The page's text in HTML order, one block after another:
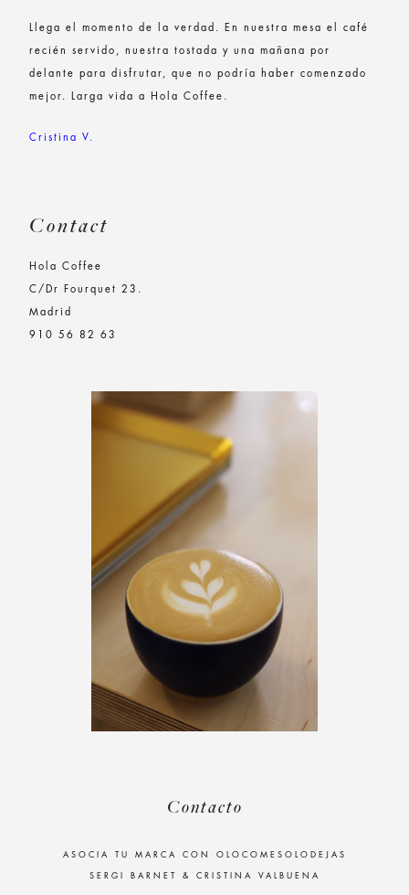
Llega el momento de la verdad. En nuestra mesa el café
recién servido, nuestra tostada y una mañana por
delante para disfrutar, que no podría haber comenzado
mejor. Larga vida a Hola Coffee.
Cristina V.
Contact
Hola Coffee
C/Dr Fourquet 23.
Madrid
910 56 82 63
Contacto
ASOCIA TU MARCA CON OLOCOMESOLODEJAS
SERGI BARNET & CRISTINA VALBUENA